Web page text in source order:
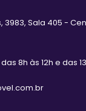
3983, Sala 405 -
8h às 12h e das